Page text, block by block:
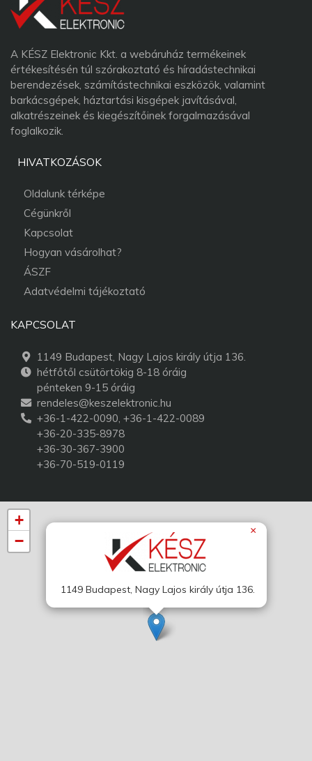
A KÉSZ Elektronic Kkt. a webáruház termékeinek
értékesítésén túl szórakoztató és híradástechnikai
berendezések, számítástechnikai eszközök, valamint
barkácsgépek, háztartási kisgépek javításával,
alkatrészeinek és kiegészítőinek forgalmazásával
foglalkozik.
HIVATKOZÁSOK
Oldalunk térképe
Cégünkről
Kapcsolat
Hogyan vásárolhat?
ÁSZF
Adatvédelmi tájékoztató
KAPCSOLAT
1149 Budapest, Nagy Lajos király útja 136.
hétfőtől csütörtökig 8-18 óráig
pénteken 9-15 óráig
rendeles@keszelektronic.hu
+36-1-422-0090, +36-1-422-0089
+36-20-335-8978
+36-30-367-3900
+36-70-519-0119
1149 Budapest, Nagy Lajos király útja 136.
×
+
−